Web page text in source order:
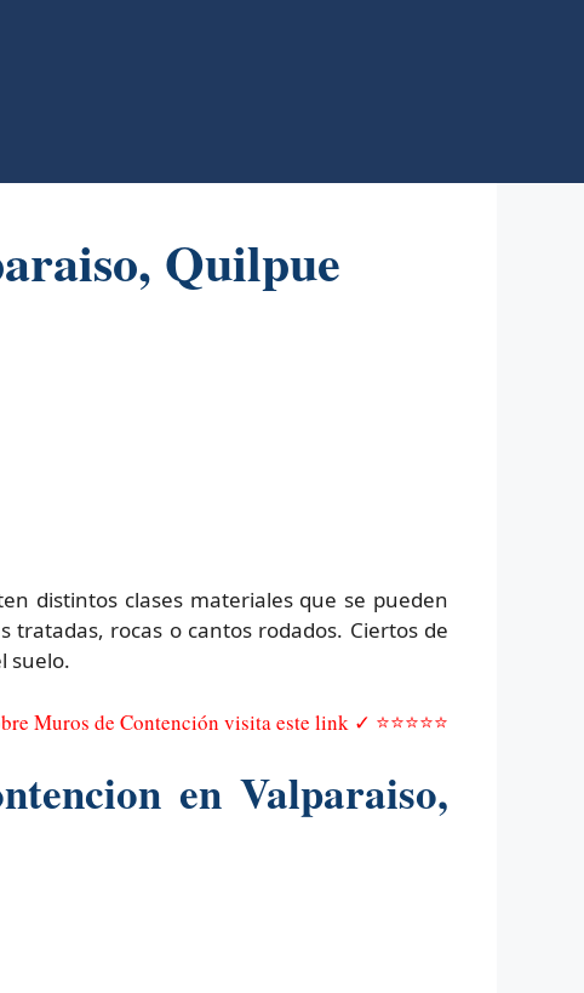
Quilpue
distintos clases materiales que se pueden
rocas o cantos rodados. Ciertos de
suelo.
Muros de Contención visita este link ✓ ⭐⭐⭐⭐⭐
en Valparaiso,